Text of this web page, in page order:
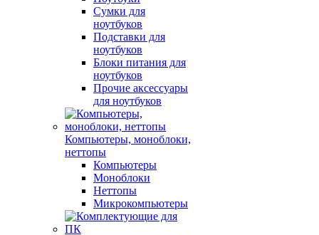
Сумки для
ноутбуков
Подставки для
ноутбуков
Блоки питания для
ноутбуков
Прочие аксессуары
для ноутбуков
Компьютеры, моноблоки,
неттопы
Компьютеры
Моноблоки
Неттопы
Микрокомпьютеры